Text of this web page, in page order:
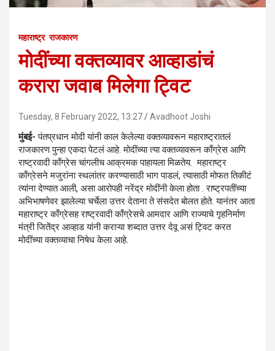
महाराष्ट्र राजकारण
मोदींच्या वक्तव्यावर आव्हाडांचं
करारा जवाब मिलेगा ट्विट
Tuesday, 8 February 2022, 13:27 Avadhoot Joshi
मुंबई-पंतप्रधान मोदी यांनी काल केलेल्या वक्तव्यावरून महाराष्ट्रातलं
राजकारण पुन्हा एकदा पेटलं आहे. मोदींच्या त्या वक्तव्यावरून काँग्रेस आणि
राष्ट्रवादी काँग्रेस चांगलीच आक्रमक पाहायला मिळतेय. महाराष्ट्र
काँग्रेसने मजुरांना स्थलांतर करण्यासाठी भाग पाडलं, त्यासाठी मोफत तिकीटं
त्यांना देण्यात आली, असा आरोपही नरेंद्र मोदींनी केला होता . राष्ट्रपतींच्या
अभिभाषणेवर झालेल्या चर्चेला उत्तर देताना ते संसदेत बोलत होते. यानंतर आता
महाराष्ट्र काँग्रेसह राष्ट्रवादी काँग्रेसचे आमदार आणि राज्याचे गृहनिर्माण
मंत्री जितेंद्र आव्हाड यांनी कराऱ्या शब्दात उत्तर देवू असं ट्विट करत
मोदींच्या वक्तव्याचा निषेध केला आहे.